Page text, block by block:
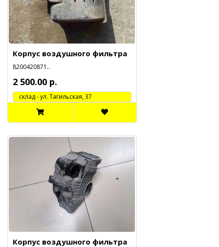
Корпус воздушного фильтра
8200420871..
2 500.00 р.
cклад - ул. Тагильская, 37
Корпус воздушного фильтра